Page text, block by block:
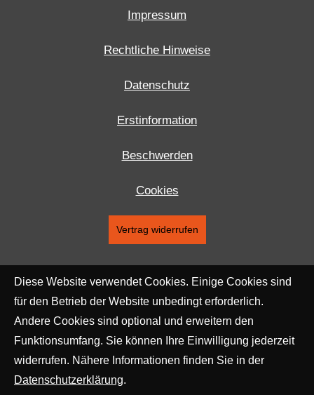
Impressum
Rechtliche Hinweise
Datenschutz
Erstinformation
Beschwerden
Cookies
Vertrag widerrufen
Diese Website verwendet Cookies. Einige Cookies sind
für den Betrieb der Website unbedingt erforderlich.
Andere Cookies sind optional und erweitern den
Funktionsumfang. Sie können Ihre Einwilligung jederzeit
widerrufen. Nähere Informationen finden Sie in der
Datenschutzerklärung.